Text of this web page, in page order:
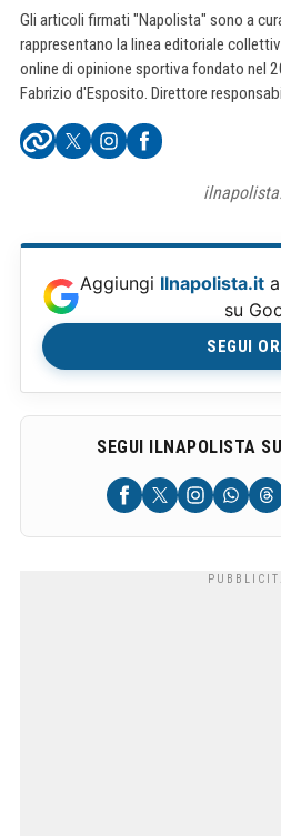
Gli articoli firmati "Napolista" sono a
rappresentano la linea editoriale
online di opinione sportiva fondato nel
Fabrizio d'Esposito. Direttore
Aggiungi Ilnapolista.it
su
SEGUI
SEGUI ILNAPOLISTA